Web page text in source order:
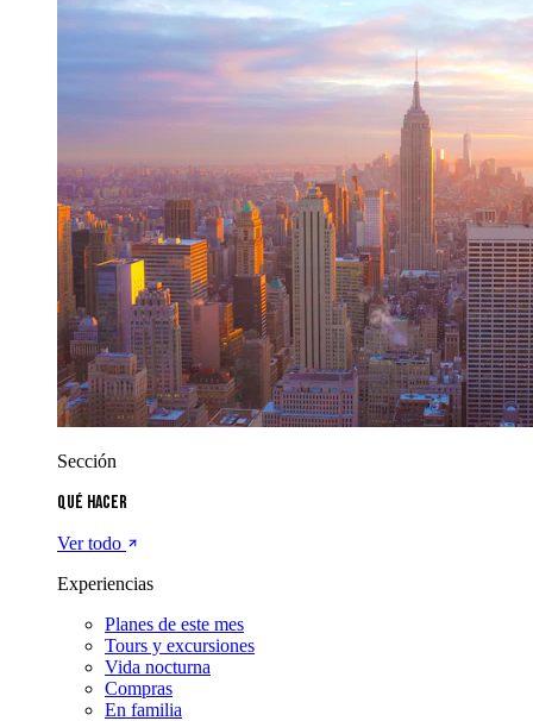
Sección
Qué hacer
Ver todo
Experiencias
Planes de este mes
Tours y excursiones
Vida nocturna
Compras
En familia